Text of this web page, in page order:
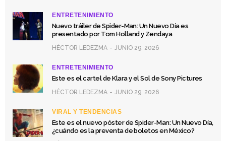
ENTRETENIMIENTO
Nuevo tráiler de Spider-Man: Un Nuevo Día es
presentado por Tom Holland y Zendaya
HÉCTOR LEDEZMA JUNIO 29, 2026
ENTRETENIMIENTO
Este es el cartel de Klara y el Sol de Sony Pictures
HÉCTOR LEDEZMA JUNIO 29, 2026
VIRAL Y TENDENCIAS
Este es el nuevo póster de Spider-Man: Un Nuevo Día,
¿cuándo es la preventa de boletos en México?